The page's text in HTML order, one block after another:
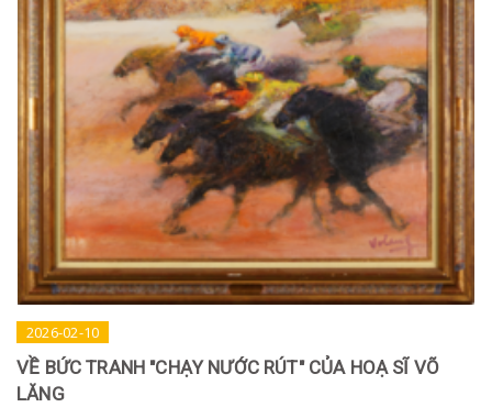
2026-02-10
VỀ BỨC TRANH "CHẠY NƯỚC RÚT" CỦA HOẠ SĨ VÕ
LĂNG